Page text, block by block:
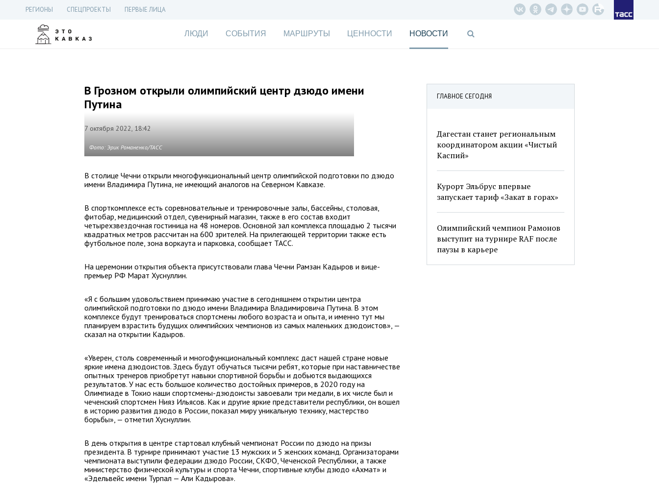
РЕГИОНЫ СПЕЦПРОЕКТЫ ПЕРВЫЕ ЛИЦА
ЛЮДИ СОБЫТИЯ МАРШРУТЫ ЦЕННОСТИ НОВОСТИ
ГЛАВНОЕ СЕГОДНЯ
Дагестан станет региональным
координатором акции «Чистый
Каспий»
Курорт Эльбрус впервые
запускает тариф «Закат в горах»
Олимпийский чемпион Рамонов
выступит на турнире RAF после
паузы в карьере
В Грозном открыли олимпийский центр дзюдо имени
Путина
7 октября 2022, 18:42
Фото: Эрик Романенко/ТАСС
В столице Чечни открыли многофункциональный центр олимпийской подготовки по дзюдо
имени Владимира Путина, не имеющий аналогов на Северном Кавказе.
В спорткомплексе есть соревновательные и тренировочные залы, бассейны, столовая,
фитобар, медицинский отдел, сувенирный магазин, также в его состав входит
четырехзвездочная гостиница на 48 номеров. Основной зал комплекса площадью 2 тысячи
квадратных метров рассчитан на 600 зрителей. На прилегающей территории также есть
футбольное поле, зона воркаута и парковка, сообщает ТАСС.
На церемонии открытия объекта присутствовали глава Чечни Рамзан Кадыров и вице-
премьер РФ Марат Хуснуллин.
«Я с большим удовольствием принимаю участие в сегодняшнем открытии центра
олимпийской подготовки по дзюдо имени Владимира Владимировича Путина. В этом
комплексе будут тренироваться спортсмены любого возраста и опыта, и именно тут мы
планируем взрастить будущих олимпийских чемпионов из самых маленьких дзюдоистов», —
сказал на открытии Кадыров.
«Уверен, столь современный и многофункциональный комплекс даст нашей стране новые
яркие имена дзюдоистов. Здесь будут обучаться тысячи ребят, которые при наставничестве
опытных тренеров приобретут навыки спортивной борьбы и добьются выдающихся
результатов. У нас есть большое количество достойных примеров, в 2020 году на
Олимпиаде в Токио наши спортсмены-дзюдоисты завоевали три медали, в их числе был и
чеченский спортсмен Нияз Ильясов. Как и другие яркие представители республики, он вошел
в историю развития дзюдо в России, показал миру уникальную технику, мастерство
борьбы», — отметил Хуснуллин.
В день открытия в центре стартовал клубный чемпионат России по дзюдо на призы
президента. В турнире принимают участие 13 мужских и 5 женских команд. Организаторами
чемпионата выступили федерации дзюдо России, СКФО, Чеченской Республики, а также
министерство физической культуры и спорта Чечни, спортивные клубы дзюдо «Ахмат» и
«Эдельвейс имени Турпал — Али Кадырова».